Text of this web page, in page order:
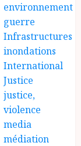
environnement
guerre
Infrastructures
inondations
International
Justice
justice,
violence
media
médiation